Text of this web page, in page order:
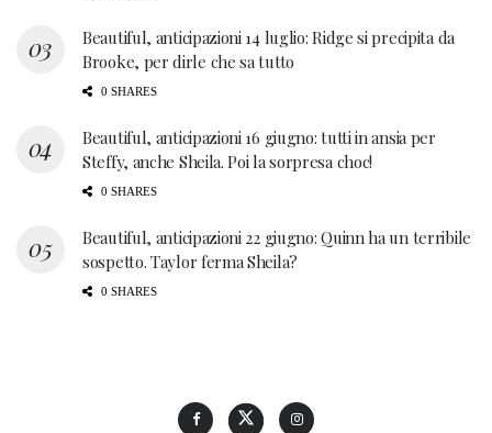
Beautiful, anticipazioni 14 luglio: Ridge si precipita da
Brooke, per dirle che sa tutto
0 SHARES
Beautiful, anticipazioni 16 giugno: tutti in ansia per
Steffy, anche Sheila. Poi la sorpresa choc!
0 SHARES
Beautiful, anticipazioni 22 giugno: Quinn ha un terribile
sospetto. Taylor ferma Sheila?
0 SHARES